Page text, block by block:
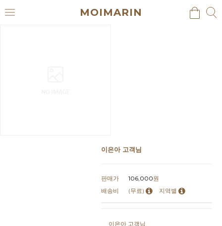
MOIMARIN
메
검
이은아 고객님
판매가 106,000원
배송비
(무료) 지역별
이은아 고객님